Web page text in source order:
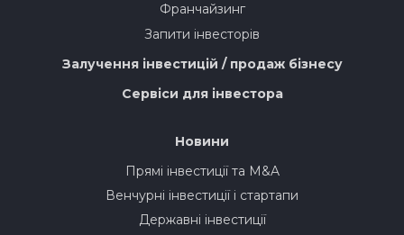
Франчайзинг
Запити інвесторів
Залучення інвестицій / продаж бізнесу
Сервіси для інвестора
Новини
Прямі інвестиції та M&A
Венчурні інвестиції і стартапи
Державні інвестиції